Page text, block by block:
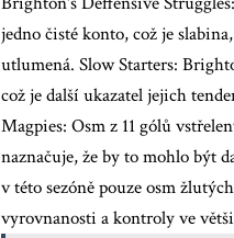
jedno čisté konto, což je
utlumená. Slow Starters:
což je další ukazatel jejich
Magpies: Osm z 11 gólů
naznačuje, že by to mohlo být
v této sezóně pouze osm
vyrovnanosti a kontroly ve